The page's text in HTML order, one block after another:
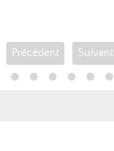
Précédent Suivant